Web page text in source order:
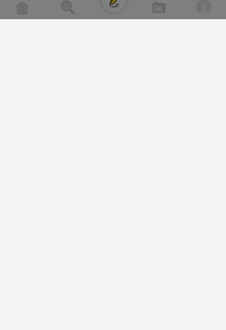
자유이용권 5만원 ※모집인원※ 5팀 ※모집기
간※ 4월 17일 금요일 까지 *4/20 ~ 4/26 사